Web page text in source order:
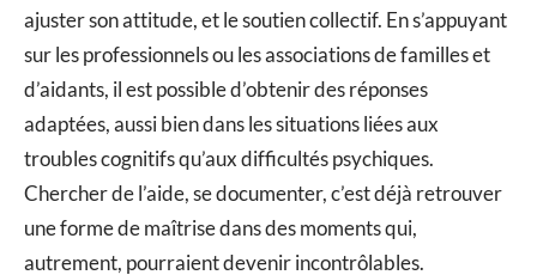
ajuster son attitude, et le soutien collectif. En s’appuyant
sur les professionnels ou les associations de familles et
d’aidants, il est possible d’obtenir des réponses
adaptées, aussi bien dans les situations liées aux
troubles cognitifs qu’aux difficultés psychiques.
Chercher de l’aide, se documenter, c’est déjà retrouver
une forme de maîtrise dans des moments qui,
autrement, pourraient devenir incontrôlables.